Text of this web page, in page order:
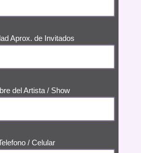
Aprox. de Invitados
del Artista / Show
/ Celular